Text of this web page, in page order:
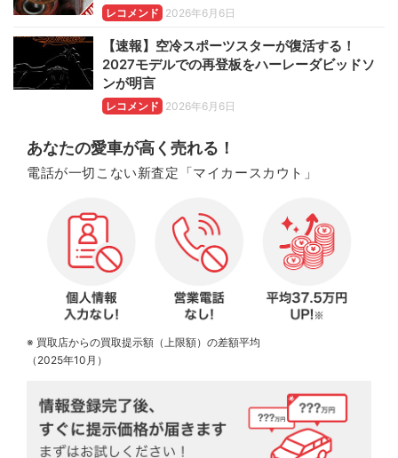
レコメンド 2026年6月6日
【速報】空冷スポーツスターが復活する！
2027モデルでの再登板をハーレーダビッドソ
ンが明言
レコメンド 2026年6月6日
あなたの愛車が高く売れる！
電話が一切こない新査定「マイカースカウト」
※ 買取店からの買取提示額（上限額）の差額平均
（2025年10月）